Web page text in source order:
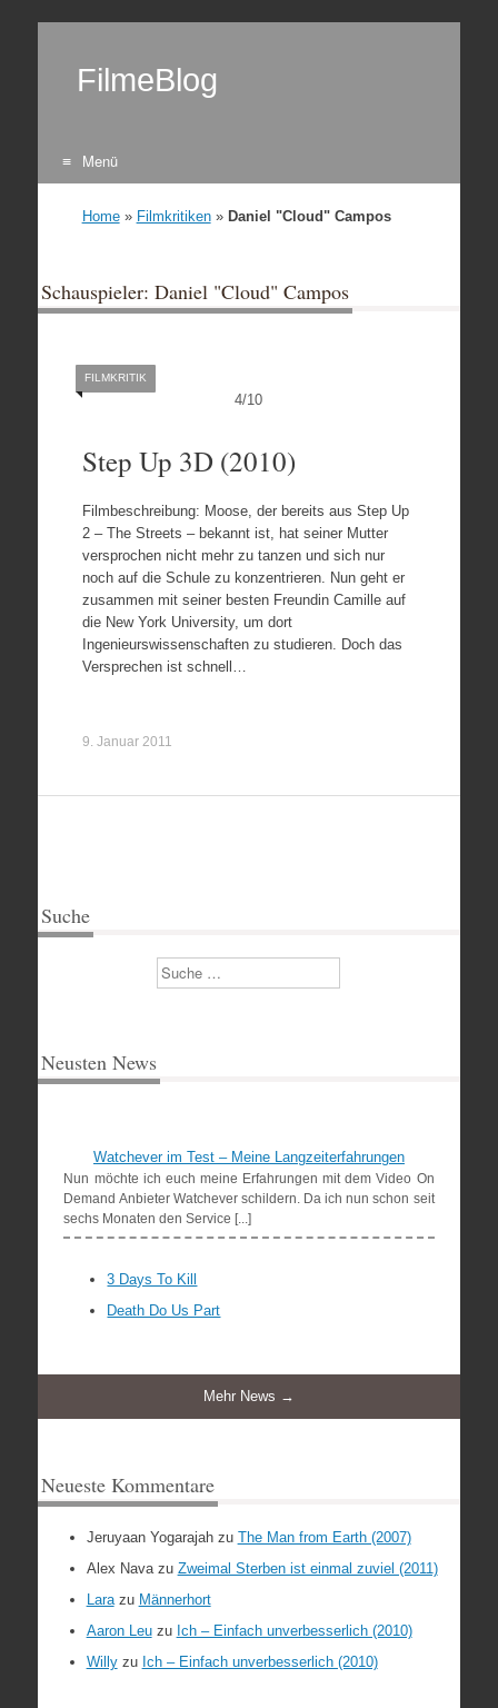
FilmeBlog
Menü
Home» Filmkritiken» Daniel "Cloud" Campos
Schauspieler: Daniel "Cloud" Campos
4/10
FILMKRITIK
Step Up 3D (2010)
Filmbeschreibung: Moose, der bereits aus Step Up
2 – The Streets – bekannt ist, hat seiner Mutter
versprochen nicht mehr zu tanzen und sich nur
noch auf die Schule zu konzentrieren. Nun geht er
zusammen mit seiner besten Freundin Camille auf
die New York University, um dort
Ingenieurswissenschaften zu studieren. Doch das
Versprechen ist schnell…
9. Januar 2011
Suche
Suchen
Neusten News
Watchever im Test – Meine Langzeiterfahrungen
Nun möchte ich euch meine Erfahrungen mit dem Video On
Demand Anbieter Watchever schildern. Da ich nun schon seit
sechs Monaten den Service [...]
3 Days To Kill
Death Do Us Part
Mehr News →
Neueste Kommentare
Jeruyaan Yogarajahzu The Man from Earth (2007)
Alex Navazu Zweimal Sterben ist einmal zuviel (2011)
Larazu Männerhort
Aaron Leuzu Ich – Einfach unverbesserlich (2010)
Willyzu Ich – Einfach unverbesserlich (2010)